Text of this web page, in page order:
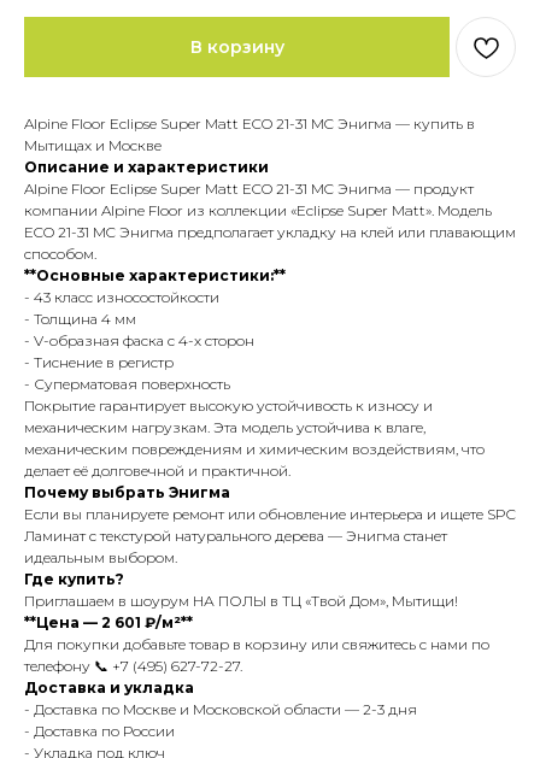
В корзину
Alpine Floor Eclipse Super Matt ECO 21-31 MC Энигма — купить в
Мытищах и Москве
Описание и характеристики
Alpine Floor Eclipse Super Matt ECO 21-31 MC Энигма — продукт
компании Alpine Floor из коллекции «Eclipse Super Matt». Модель
ECO 21-31 MC Энигма предполагает укладку на клей или плавающим
способом.
**Основные характеристики:**
- 43 класс износостойкости
- Толщина 4 мм
- V-образная фаска с 4-х сторон
- Тиснение в регистр
- Суперматовая поверхность
Покрытие гарантирует высокую устойчивость к износу и
механическим нагрузкам. Эта модель устойчива к влаге,
механическим повреждениям и химическим воздействиям, что
делает её долговечной и практичной.
Почему выбрать Энигма
Если вы планируете ремонт или обновление интерьера и ищете SPC
Ламинат с текстурой натурального дерева — Энигма станет
идеальным выбором.
Где купить?
Приглашаем в шоурум НА ПОЛЫ в ТЦ «Твой Дом», Мытищи!
**Цена — 2 601 ₽/м²**
Для покупки добавьте товар в корзину или свяжитесь с нами по
телефону 📞 +7 (495) 627-72-27.
Доставка и укладка
- Доставка по Москве и Московской области — 2-3 дня
- Доставка по России
- Укладка под ключ